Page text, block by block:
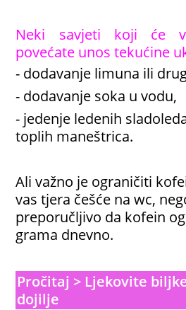
Neki savjeti koji će
povećate unos tekućine
- dodavanje limuna ili
- dodavanje soka u vodu,
- jedenje ledenih
toplih maneštrica.
Ali važno je ograničiti
vas tjera češće na wc,
preporučljivo da kofein
grama dnevno.
Pročitaj > Ljekovite
dojilje